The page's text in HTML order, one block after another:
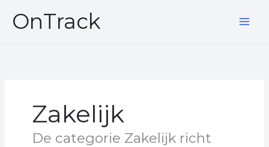
naarOnTrack
Zakelijk
De categorie Zakelijk richt